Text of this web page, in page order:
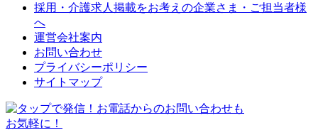
採用・介護求人掲載をお考えの企業さま・ご担当者様
へ
運営会社案内
お問い合わせ
プライバシーポリシー
サイトマップ